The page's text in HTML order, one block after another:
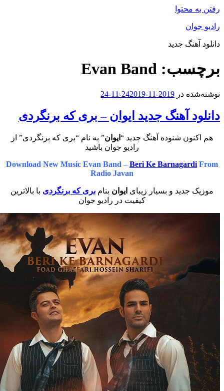
جدید
Evan Band
در 2019-11-24
2019-11-24
آهنگ جدید ایوان – بری که برنگردی
شنوده آهنگ جدید “ایوان” به نام “بری که برنگردی” از
رادیو جوان باشید
Download New Music Evan Band –Beri Ke
Radio Javan
جدید و بسیار زیبایایوانبنام بری که برنگردی با بالاترین
کیفیت در رادیو جوان